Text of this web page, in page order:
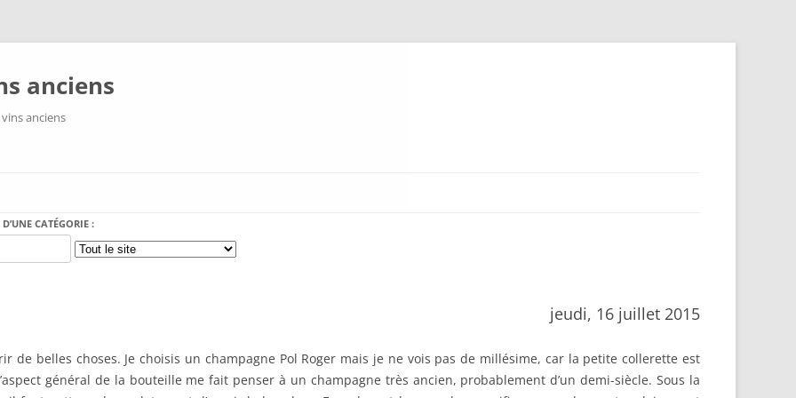
anciens
anciens
CATÉGORIE :
jeudi, 16 juillet 2015
belles choses. Je choisis un champagne Pol Roger mais je ne vois pas de millésime, car la petite collerette est
général de la bouteille me fait penser à un champagne très ancien, probablement d’un demi-siècle. Sous la